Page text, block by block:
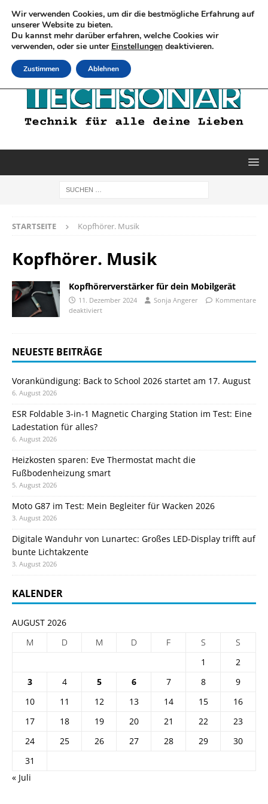
STARTSEITE Kopfhörer. Musik
Kopfhörer. Musik
Kopfhörerverstärker für dein Mobilgerät
11. Dezember 2024 Sonja Angerer
Kommentare
deaktiviert
NEUESTE BEITRÄGE
Vorankündigung: Back to School 2026 startet am 17. August
6. August 2026
ESR Foldable 3-in-1 Magnetic Charging Station im Test: Eine
Ladestation für alles?
6. August 2026
Heizkosten sparen: Eve Thermostat macht die
Fußbodenheizung smart
5. August 2026
Moto G87 im Test: Mein Begleiter für Wacken 2026
3. August 2026
Digitale Wanduhr von Lunartec: Großes LED-Display trifft auf
bunte Lichtakzente
3. August 2026
KALENDER
AUGUST 2026
M
D M D F S
S
1
2
3
4 5 6 7 8
9
10
11 12 13 14 15
16
17
18 19 20 21 22
23
24
25 26 27 28 29
30
31
« Juli
Wir verwenden Cookies, um dir die bestmögliche Erfahrung auf
unserer Website zu bieten.
Du kannst mehr darüber erfahren, welche Cookies wir
verwenden, oder sie unter Einstellungen deaktivieren.
Zustimmen Ablehnen